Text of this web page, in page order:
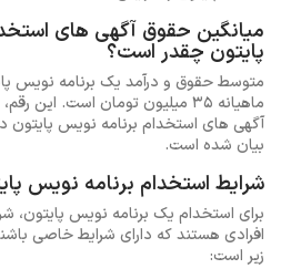
میانگین حقوق آگهی های
پایتون چقدر است؟
متوسط حقوق و درآمد یک برنامه نویس
ماهیانه 35 میلیون تومان است.
بیان شده است.
شرایط استخدام برنامه نویس
برای استخدام یک برنامه نویس پایتون،
افرادی هستند که دارای شرایط خاصی
زیر است: